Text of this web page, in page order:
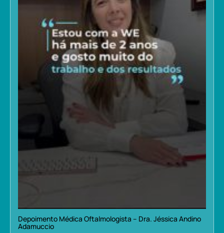
Depoimento Médica Oftalmologista – Dra. Jéssica Andino
Adamuccio